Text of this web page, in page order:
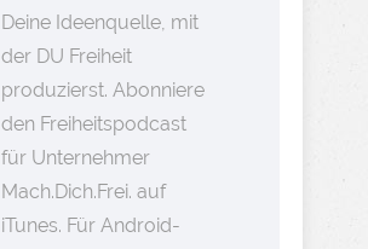
Deine Ideenquelle, mit
der DU Freiheit
produzierst. Abonniere
den Freiheitspodcast
für Unternehmer
Mach.Dich.Frei. auf
iTunes. Für Android-